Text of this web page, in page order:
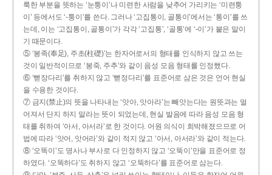
룩한 부분을 뜻하는 ‘눈퉁이’나 미련한 사람을 낮추어 가리키는 ‘미련퉁
이’ 등에서도 ‘-퉁이’를 쓴다. 그러나 ‘고집통이, 골통이’에서는 ‘통이’를 쓰
는데, 이는 ‘고집통이, 골통이’가 각각 ‘고집통’, ‘골통’에 ‘-이’가 붙은 말이
기 때문이다.
⑤ ‘봉족(奉足), 주초(柱礎)’는 한자어로서의 형태를 인식하지 않고 쓰는
것이 일반적이므로 ‘봉죽, 주추’와 같이 음성 모음 형태를 인정했다.
⑥ ‘뻗장다리’를 취하지 않고 ‘뻗정다리’를 표준어로 삼은 것은 언어 현실
을 수용한 것이다.
⑦ 금지(禁止)의 뜻을 나타내는 ‘앗아, 앗아라’는 빼앗는다는 원뜻과는 멀
어져서 단지 하지 말라는 뜻이 되었는데, 현실 발음에 따라 음성 모음 형
태를 취하여 ‘아서, 아서라’로 한 것이다. 어원 의식이 희박해졌으므로 어
법에 따라 ‘앗어, 앗어라’와 같이 적지 않고 ‘아서, 아서라’와 같이 적는다.
⑧ ‘오똑이’도 명사나 부사로 다 인정하지 않고 ‘오뚝이’만을 표준어로 정
하였다. ‘오똑하다’도 취하지 않고 ‘오뚝하다’를 표준어로 삼는다.